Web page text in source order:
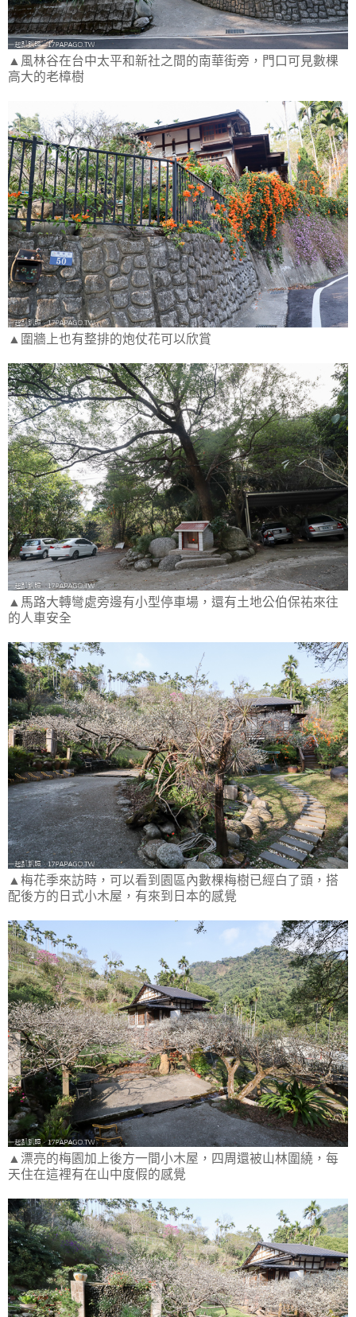
▲風林谷在台中太平和新社之間的南華街旁，門口可見數棵
高大的老樟樹
▲圍牆上也有整排的炮仗花可以欣賞
▲馬路大轉彎處旁邊有小型停車場，還有土地公伯保祐來往
的人車安全
▲梅花季來訪時，可以看到園區內數棵梅樹已經白了頭，搭
配後方的日式小木屋，有來到日本的感覺
▲漂亮的梅園加上後方一間小木屋，四周還被山林圍繞，每
天住在這裡有在山中度假的感覺